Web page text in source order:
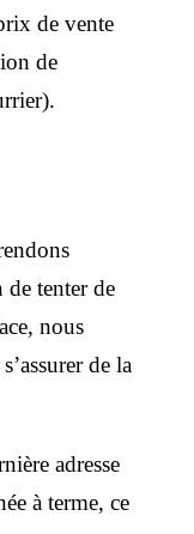
de vente
de
de tenter de
nous
de la
adresse
à terme, ce